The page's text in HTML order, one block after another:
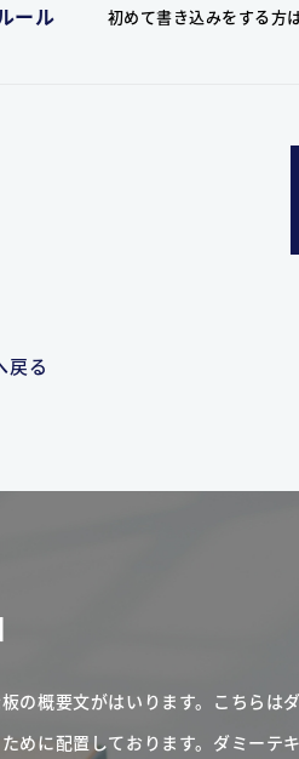
ール 初めて書き込みをする方
戻る
の概要文がはいります。こちらは
めに配置しております。ダミーテ